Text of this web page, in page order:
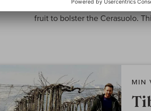
Cerasuolo finishes long and
fruit to bolster the Cerasuolo.
MIN